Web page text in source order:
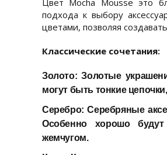
Цвет Mocha Mousse это
подхода к выбору
цветами, позволяя
Классические сочетания:
Золото: Золотые
могут быть тонкие
Серебро: Серебряные
Особенно хорошо
жемчугом.